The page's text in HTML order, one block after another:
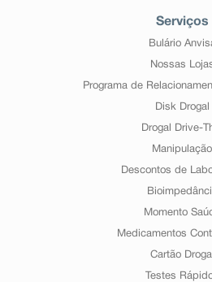
Serviços
Bulário
Nossas
Programa de
Disk Drogal
Drogal Drive-
Manipulação
Descontos de
Momento
Medicamentos
Cartão Drogal
Testes